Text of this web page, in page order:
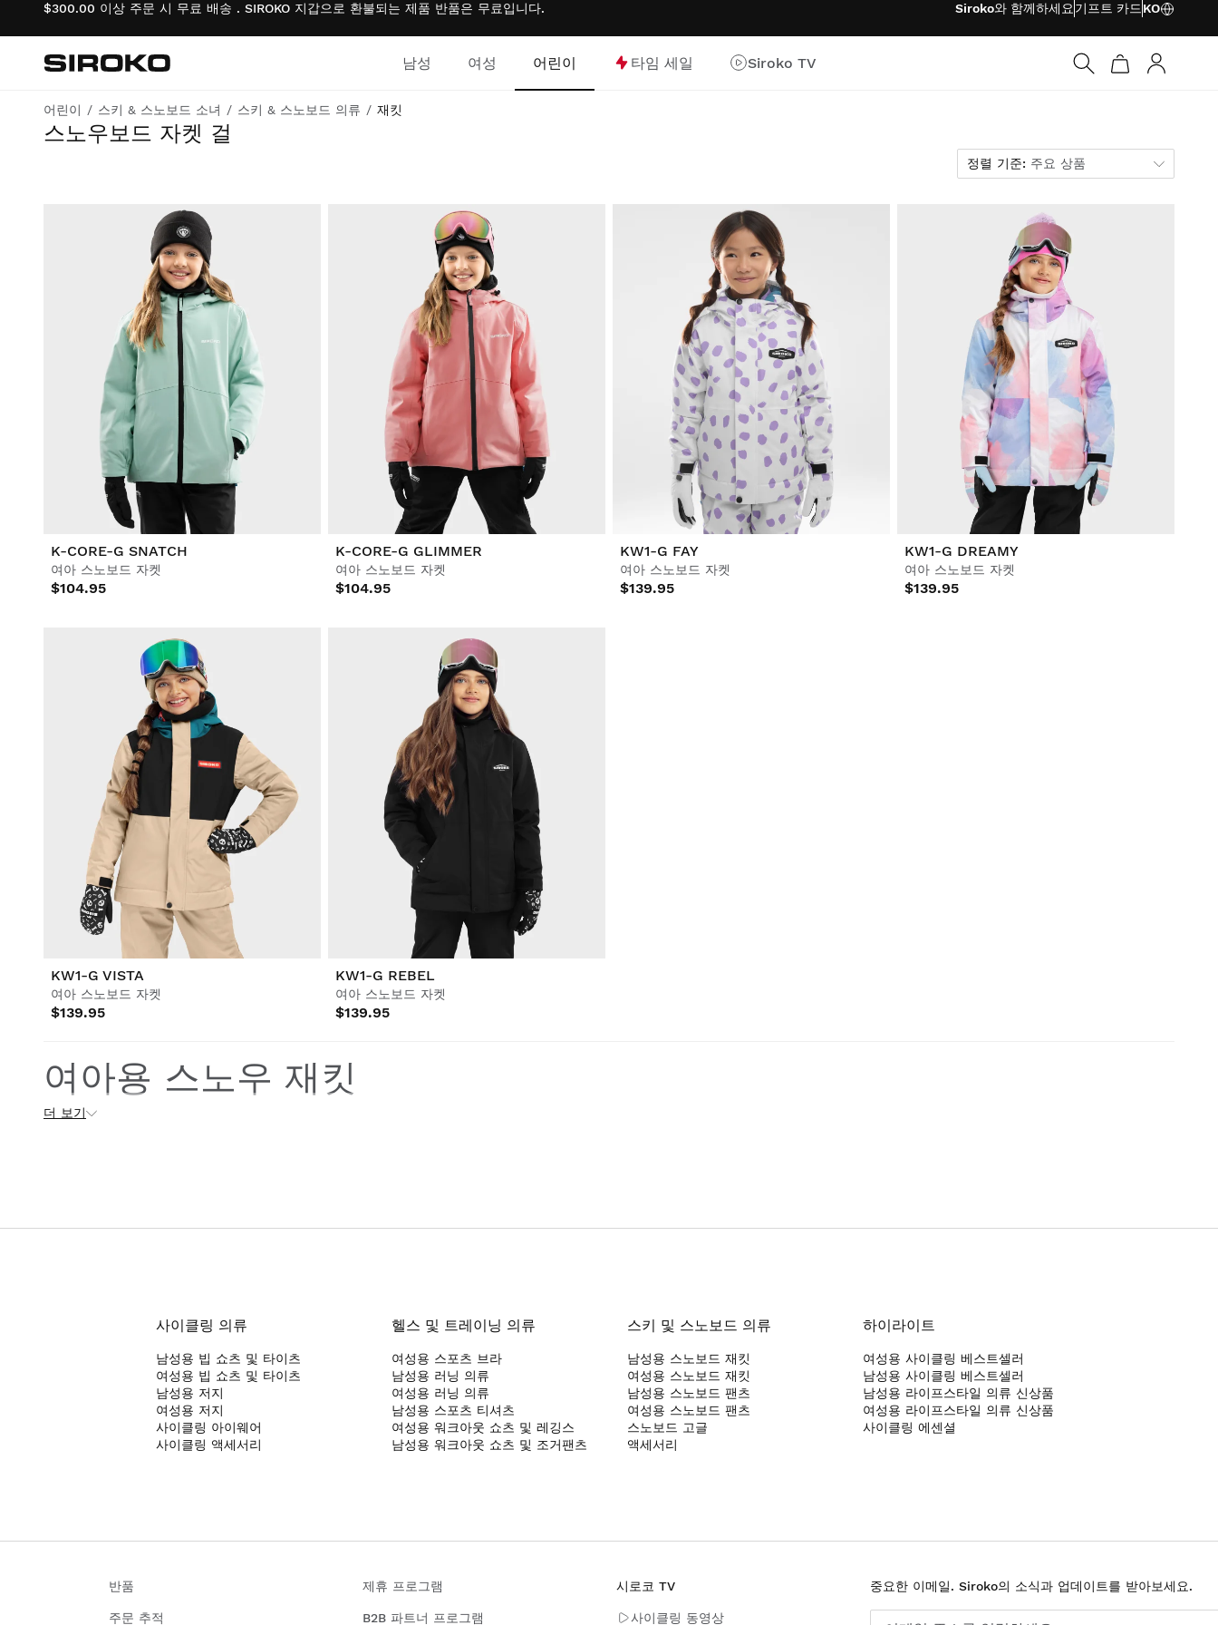
$300.00 이상 주문 시 무료 배송 . SIROKO 지갑으로 환불되는 제품 반품은 무료입니다. Siroko와 함께하세요 기프트 카드 KO
홈페이지로 이동
남성
사이클링
스키 & 스노보드
라이프스타일
여성
사이클링
스키 & 스노보드
라이프스타일
어린이
라이프스타일 소년
스키 & 스노보드 소년
스키 & 스노보드 소녀
모두 보기 어린이
타임 세일
Siroko TV
어린이 스키 & 스노보드 소녀 스키 & 스노보드 의류 재킷
스노우보드 자켓 걸
정렬 기준
정렬 기준: 주요 상품
K-CORE-G SNATCH
여아 스노보드 자켓
$104.95
K-CORE-G GLIMMER
여아 스노보드 자켓
$104.95
KW1-G FAY
여아 스노보드 자켓
$139.95
KW1-G DREAMY
여아 스노보드 자켓
$139.95
KW1-G VISTA
여아 스노보드 자켓
$139.95
KW1-G REBEL
여아 스노보드 자켓
$139.95
여아용 스노우 재킷
있고 방수 지퍼가 있는 재킷을 선택하는 것이 중요합니다.
더 보기
사이클링 의류
남성용 빕 쇼츠 및 타이츠
여성용 빕 쇼츠 및 타이츠
남성용 저지
여성용 저지
사이클링 아이웨어
사이클링 액세서리
헬스 및 트레이닝 의류
여성용 스포츠 브라
남성용 러닝 의류
여성용 러닝 의류
남성용 스포츠 티셔츠
여성용 워크아웃 쇼츠 및 레깅스
남성용 워크아웃 쇼츠 및 조거팬츠
스키 및 스노보드 의류
남성용 스노보드 재킷
여성용 스노보드 재킷
남성용 스노보드 팬츠
여성용 스노보드 팬츠
스노보드 고글
액세서리
하이라이트
여성용 사이클링 베스트셀러
남성용 사이클링 베스트셀러
남성용 라이프스타일 의류 신상품
여성용 라이프스타일 의류 신상품
사이클링 에센셜
반품 제휴 프로그램
주문 추적 B2B 파트너 프로그램
시로코 TV
사이클링 동영상
중요한 이메일. Siroko의 소식과 업데이트를 받아보세요.